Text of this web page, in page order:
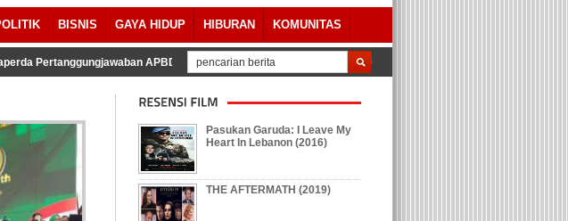
BISNIS GAYA HIDUP HIBURAN KOMUNITAS
APBD 2023 Dengan Catatan Tolak Keberadaan Galian Tanah, Ratusan Warga
Pasukan Garuda: I Leave My
Heart In Lebanon (2016)
THE AFTERMATH (2019)